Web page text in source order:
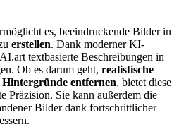
es, beeindruckende Bilder in
erstellen. Dank moderner KI-
textbasierte Beschreibungen in
Ob es darum geht, realistische
Hintergründe entfernen, bietet diese
Präzision. Sie kann außerdem die
Bilder dank fortschrittlicher